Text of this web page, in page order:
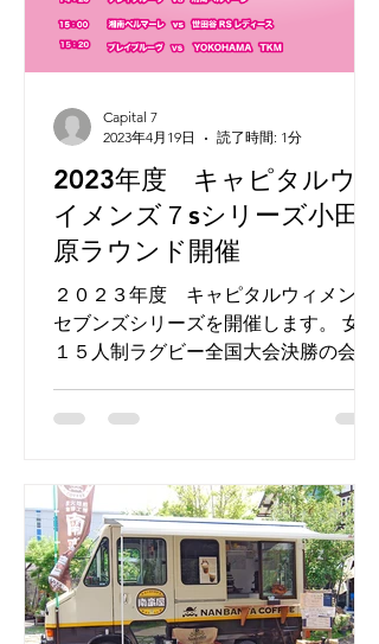
2023年度 キャピタルウ
イメンズ７sシリーズ小田
原ラウンド開催
２０２３年度 キャピタルウィメンズ
セブンズシリーズを開催します。 女子
１５人制ラグビー全国大会決勝の会場
初開催です
Capital 7
2023年4月19日
読了時間: 1分